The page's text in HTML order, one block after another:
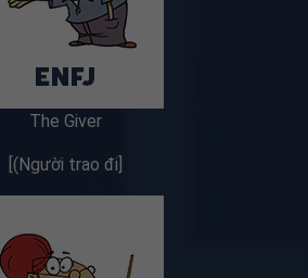
The Giver
[(Người trao đi]